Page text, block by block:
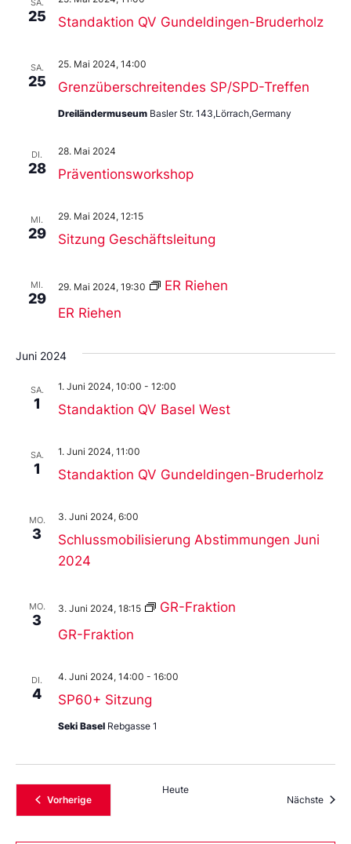
SA.
25 Standaktion QV Gundeldingen-Bruderholz
SA.
25 Grenzüberschreitendes SP/SPD-Treffen
25. Mai 2024, 14:00
Dreiländermuseum Basler Str. 143,Lörrach,Germany
DI.
28 Präventionsworkshop
28. Mai 2024
MI.
29 Sitzung Geschäftsleitung
29. Mai 2024, 12:15
MI.
29
ER Riehen
29. Mai 2024, 19:30 ER Riehen
Juni 2024
SA.
1 Standaktion QV Basel West
1. Juni 2024, 10:00 - 12:00
SA.
1 Standaktion QV Gundeldingen-Bruderholz
1. Juni 2024, 11:00
MO.
3
Schlussmobilisierung Abstimmungen Juni
2024
3. Juni 2024, 6:00
MO.
3
GR-Fraktion
3. Juni 2024, 18:15 GR-Fraktion
DI.
4 SP60+ Sitzung
4. Juni 2024, 14:00 - 16:00
Seki Basel Rebgasse 1
VorherigeVeranstaltungen
Heute
Nächste